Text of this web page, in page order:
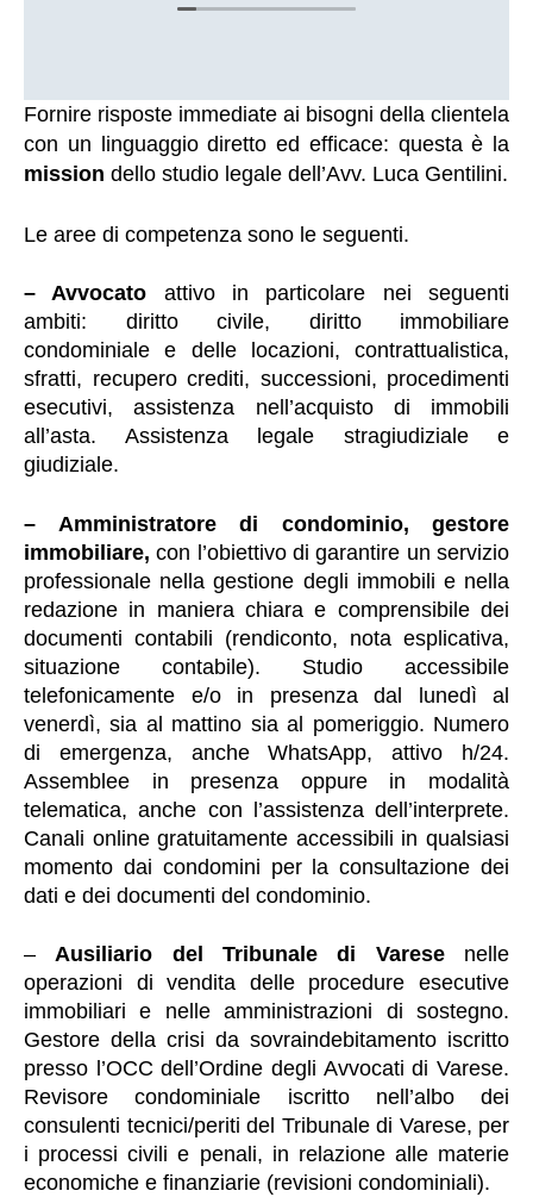
Fornire risposte immediate ai bisogni della clientela
con un linguaggio diretto ed efficace: questa è la
mission dello studio legale dell’Avv. Luca Gentilini.
Le aree di competenza sono le seguenti.
– Avvocato attivo in particolare nei seguenti
ambiti: diritto civile, diritto immobiliare
condominiale e delle locazioni, contrattualistica,
sfratti, recupero crediti, successioni, procedimenti
esecutivi, assistenza nell’acquisto di immobili
all’asta. Assistenza legale stragiudiziale e
giudiziale.
– Amministratore di condominio, gestore
immobiliare,con l’obiettivo di garantire un servizio
professionale nella gestione degli immobili e nella
redazione in maniera chiara e comprensibile dei
documenti contabili (rendiconto, nota esplicativa,
situazione contabile). Studio accessibile
telefonicamente e/o in presenza dal lunedì al
venerdì, sia al mattino sia al pomeriggio. Numero
di emergenza, anche WhatsApp, attivo h/24.
Assemblee in presenza oppure in modalità
telematica, anche con l’assistenza dell’interprete.
Canali online gratuitamente accessibili in qualsiasi
momento dai condomini per la consultazione dei
dati e dei documenti del condominio.
–Ausiliario del Tribunale di Varesenelle
operazioni di vendita delle procedure esecutive
immobiliari e nelle amministrazioni di sostegno.
Gestore della crisi da sovraindebitamento iscritto
presso l’OCC dell’Ordine degli Avvocati di Varese.
Revisore condominiale iscritto nell’albo dei
consulenti tecnici/periti del Tribunale di Varese, per
i processi civili e penali, in relazione alle materie
economiche e finanziarie (revisioni condominiali).